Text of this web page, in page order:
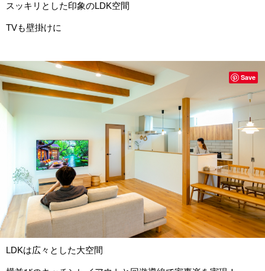
スッキリとした印象のLDK空間
TVも壁掛けに
LDKは広々とした大空間
Save